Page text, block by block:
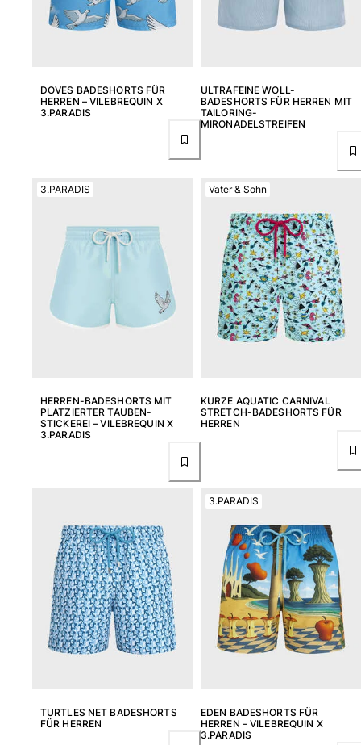
DOVES BADESHORTS FÜR
HERREN – VILEBREQUIN X
3.PARADIS
ULTRAFEINE WOLL-
BADESHORTS FÜR HERREN MIT
TAILORING-
MIRONADELSTREIFEN
HERREN-BADESHORTS MIT
PLATZIERTER TAUBEN-
STICKEREI – VILEBREQUIN X
3.PARADIS
3.PARADIS
KURZE AQUATIC CARNIVAL
STRETCH-BADESHORTS FÜR
HERREN
Vater & Sohn
TURTLES NET BADESHORTS
FÜR HERREN
EDEN BADESHORTS FÜR
HERREN – VILEBREQUIN X
3.PARADIS
3.PARADIS